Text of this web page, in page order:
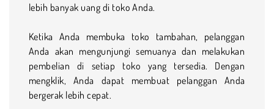
lebih banyak uang di toko Anda.
Ketika Anda membuka toko tambahan, pelanggan
Anda akan mengunjungi semuanya dan melakukan
pembelian di setiap toko yang tersedia. Dengan
mengklik, Anda dapat membuat pelanggan Anda
bergerak lebih cepat.